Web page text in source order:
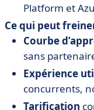
Platform et
Ce qui peut
Courbe
sans
Expérience
concurrents,
Tarification